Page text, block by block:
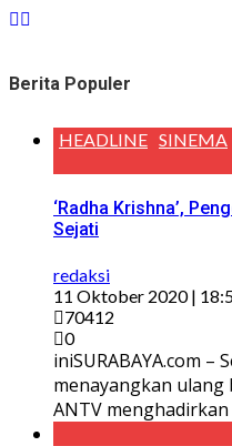
Berita Populer
HEADLINE SINEMA
‘Radha Krishna’,
Sejati
redaksi
11 Oktober 2020 |
70412
0
iniSURABAYA.com –
menayangkan ulang
ANTV menghadirkan